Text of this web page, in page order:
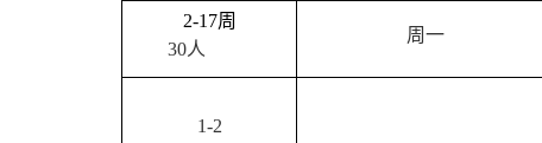
双聘教师
行政人员
2-17周
30人
周一
1-2